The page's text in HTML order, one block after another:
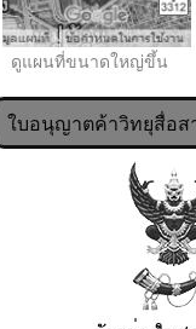
ดูแผนที่ขนาดใหญ่ขึ้น
ใบอนุญาตค้าวิทยุสื่อส